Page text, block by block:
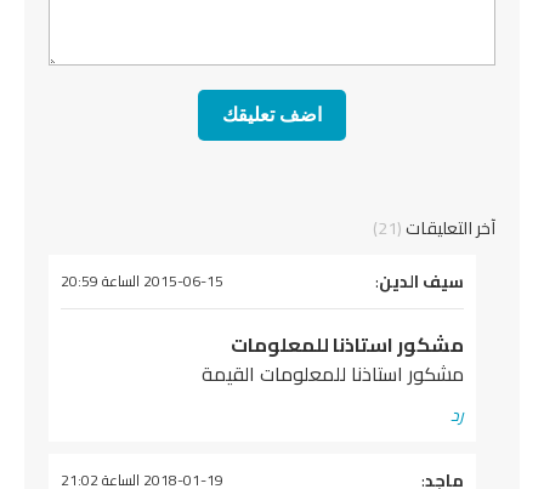
آخر التعليقات(21)
يقول
سيف الدين: 2015-06-15 الساعة 20:59
مشكور استاذنا للمعلومات
مشكور استاذنا للمعلومات القيمة
رد
يقول
ماجد: 2018-01-19 الساعة 21:02